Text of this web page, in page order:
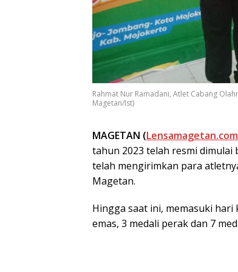
Rahmat Nur Ramadani, Atlet Cabang
Magetan/Ist)
MAGETAN (Lensamagetan.com
tahun 2023 telah resmi dimulai
telah mengirimkan para
Magetan.
Hingga saat ini, memasuki
emas, 3 medali perak dan 7